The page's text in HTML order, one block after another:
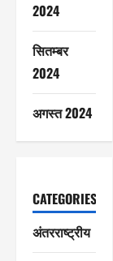
2024
सितम्बर
2024
अगस्त 2024
CATEGORIES
अंतरराष्ट्रीय